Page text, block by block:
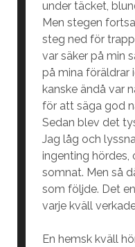
under täcket,
Men stegen
steg ned för
var säker på min
på mina föräldrar
kanske ändå var
för att säga god
Sedan blev det
Jag låg och
ingenting hördes,
somnat. Men så
som följde. Det
varje kväll
En hemsk kväll